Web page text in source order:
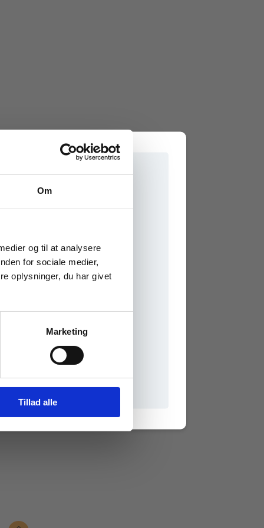
Om
og til at analysere
for sociale medier,
oplysninger, du har givet
Marketing
Tillad alle
onlinematerialer